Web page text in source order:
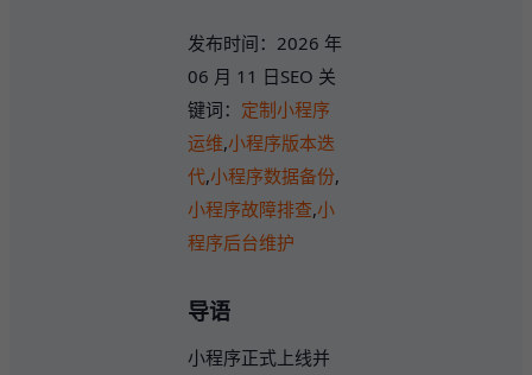
发布时间：2026 年
06 月 11 日SEO 关
键词： 定制小程序
运维,小程序版本迭
代,小程序数据备份,
小程序故障排查,小
程序后台维护
导语
小程序正式上线并